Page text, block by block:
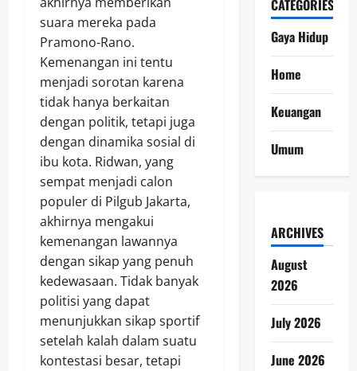
suara mereka pada
Pramono-Rano.
Kemenangan ini tentu
menjadi sorotan karena
tidak hanya berkaitan
dengan politik, tetapi juga
dengan dinamika sosial di
ibu kota. Ridwan, yang
sempat menjadi calon
populer di Pilgub Jakarta,
akhirnya mengakui
kemenangan lawannya
dengan sikap yang penuh
kedewasaan. Tidak banyak
politisi yang dapat
menunjukkan sikap sportif
setelah kalah dalam suatu
kontestasi besar, tetapi
CATEGORIES
Gaya Hidup
Home
Keuangan
Umum
ARCHIVES
August
2026
July 2026
June 2026